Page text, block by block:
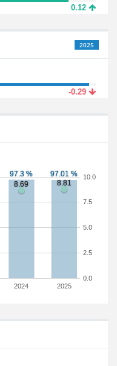
0.12
2025
-0.29
2024 2025
0.0
2.5
5.0
7.5
10.0